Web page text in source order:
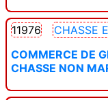
11976
CHASSE
COMMERCE DE
CHASSE NON